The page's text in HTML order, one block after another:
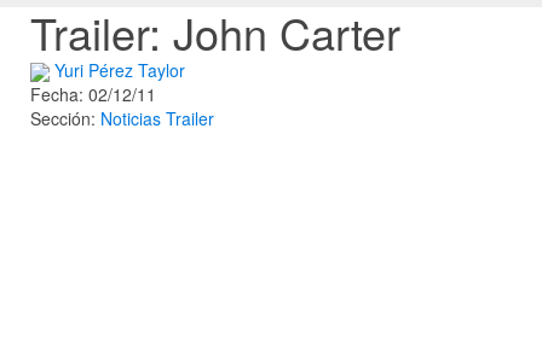
Trailer: John Carter
Yuri Pérez Taylor
Fecha: 02/12/11
Sección: Noticias Trailer